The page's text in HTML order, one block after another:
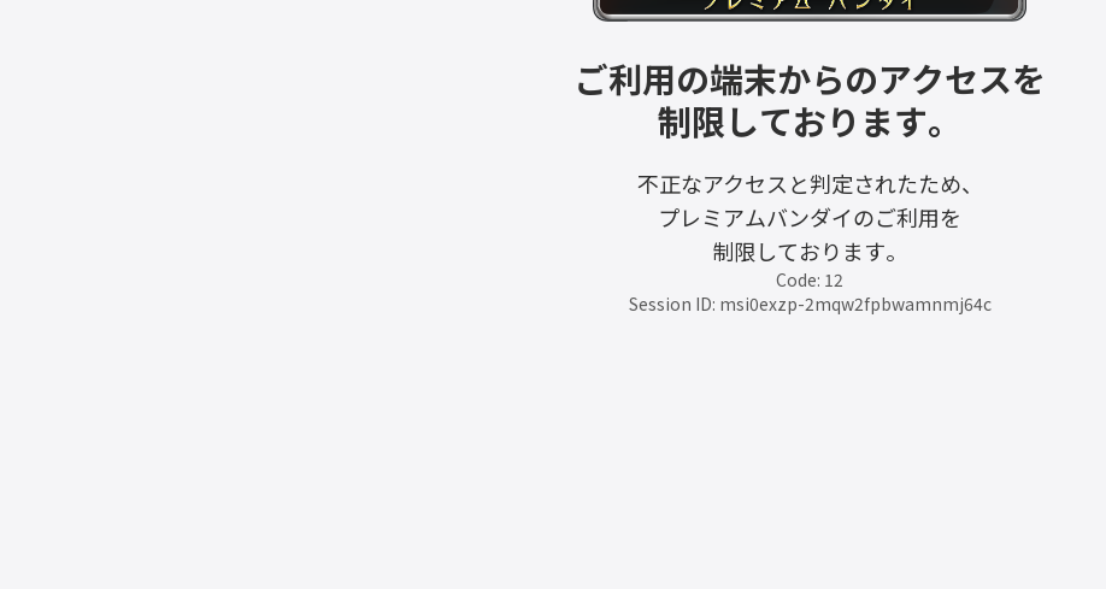
ご利用の端末からのアクセスを
制限しております。
不正なアクセスと判定されたため、
プレミアムバンダイのご利用を
制限しております。
Code: 12
Session ID: msi0exzp-2mqw2fpbwamnmj64c